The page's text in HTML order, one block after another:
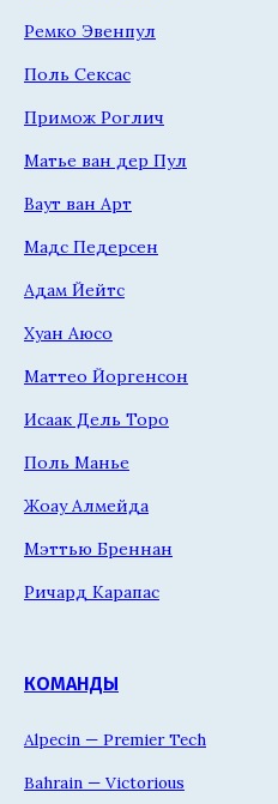
Ремко Эвенпул
Поль Сексас
Примож Роглич
Матье ван дер Пул
Ваут ван Арт
Мадс Педерсен
Адам Йейтс
Хуан Аюсо
Маттео Йоргенсон
Исаак Дель Торо
Поль Манье
Жоау Алмейда
Мэттью Бреннан
Ричард Карапас
КОМАНДЫ
Alpecin — Premier Tech
Bahrain — Victorious